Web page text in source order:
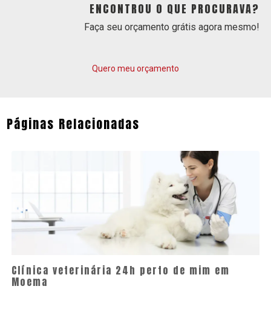
ENCONTROU O QUE PROCURAVA?
Faça seu orçamento grátis agora mesmo!
Quero meu orçamento
Páginas Relacionadas
Clínica veterinária 24h perto de mim em
Moema